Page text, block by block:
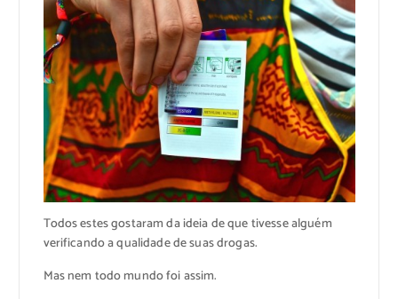
Todos estes gostaram da ideia de que tivesse alguém
verificando a qualidade de suas drogas.
Mas nem todo mundo foi assim.